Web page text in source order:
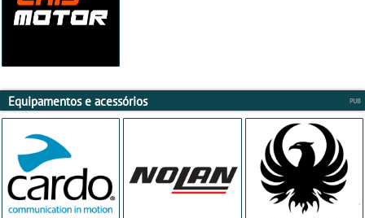
Equipamentos e acessórios